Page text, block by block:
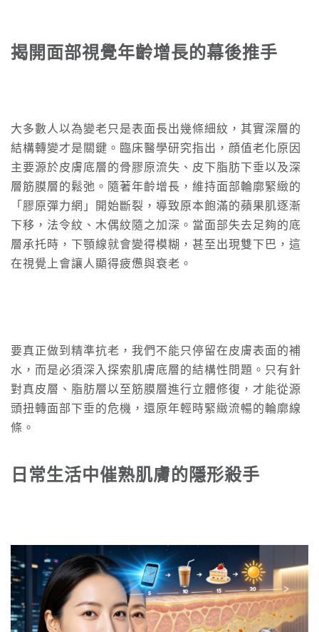
揭開面部視覺年齡增長的幕後推手
大多數人以為變老只是表面長出幾條細紋，其實深層的
結構轉變才是關鍵。臨床醫學研究指出，顔值老化原因
主要源於皮膚底層的骨膠原流失、皮下脂肪下垂以及深
層筋膜層的鬆弛。隨著年齡增長，維持面部輪廓緊緻的
「膠原彈力網」開始斷裂，導致原本飽滿的蘋果肌逐漸
下移，法令紋、木偶紋隨之加深。當面部失去足夠的底
層承托時，下顎線就會變得模糊，甚至出現雙下巴，這
在視覺上會讓人顯得疲憊與衰老。
要真正做到精準抗老，我們不能只停留在皮膚表面的補
水，而是必須深入探索肌膚底層的結構性問題。只有針
對真皮層、脂肪層以至筋膜層進行立體修復，才能從源
頭扭轉面部下垂的危機，還原年輕時緊緻流暢的輪廓線
條。
日常生活中催熟肌膚的隱形殺手